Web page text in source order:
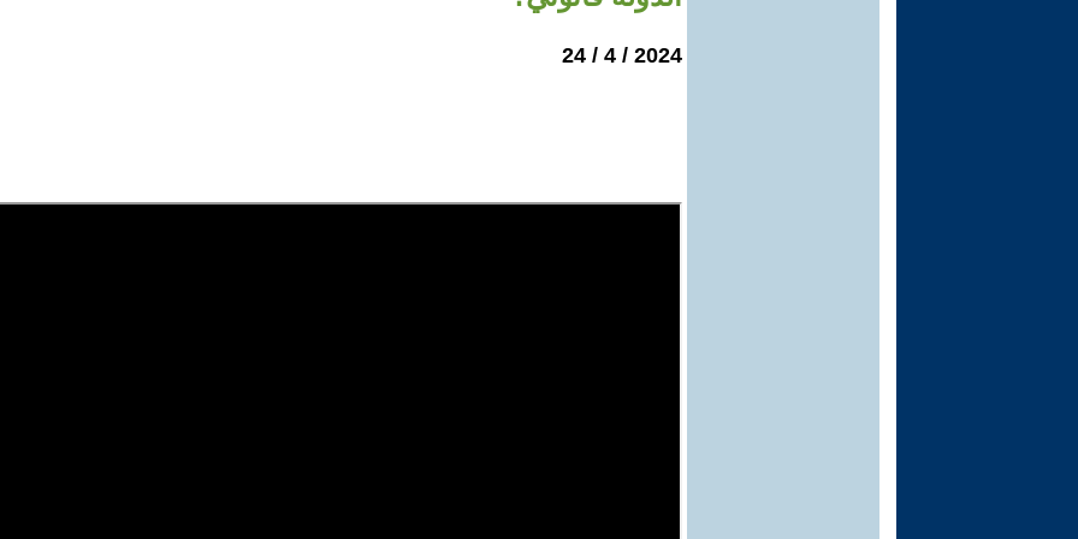
2024 / 4 / 24